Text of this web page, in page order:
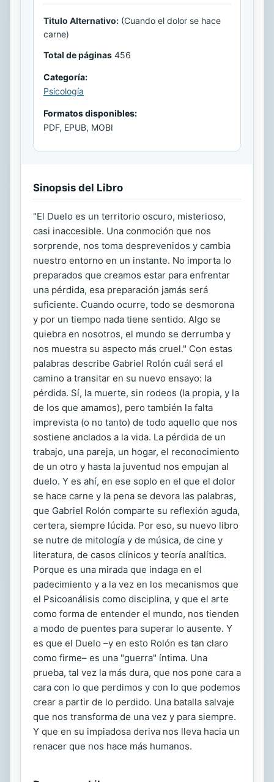
Titulo Alternativo: (Cuando el dolor se hace
carne)
Total de páginas 456
Categoría:
Psicología
Formatos disponibles:
PDF, EPUB, MOBI
Sinopsis del Libro
"El Duelo es un territorio oscuro, misterioso,
casi inaccesible. Una conmoción que nos
sorprende, nos toma desprevenidos y cambia
nuestro entorno en un instante. No importa lo
preparados que creamos estar para enfrentar
una pérdida, esa preparación jamás será
suficiente. Cuando ocurre, todo se desmorona
y por un tiempo nada tiene sentido. Algo se
quiebra en nosotros, el mundo se derrumba y
nos muestra su aspecto más cruel." Con estas
palabras describe Gabriel Rolón cuál será el
camino a transitar en su nuevo ensayo: la
pérdida. Sí, la muerte, sin rodeos (la propia, y la
de los que amamos), pero también la falta
imprevista (o no tanto) de todo aquello que nos
sostiene anclados a la vida. La pérdida de un
trabajo, una pareja, un hogar, el reconocimiento
de un otro y hasta la juventud nos empujan al
duelo. Y es ahí, en ese soplo en el que el dolor
se hace carne y la pena se devora las palabras,
que Gabriel Rolón comparte su reflexión aguda,
certera, siempre lúcida. Por eso, su nuevo libro
se nutre de mitología y de música, de cine y
literatura, de casos clínicos y teoría analítica.
Porque es una mirada que indaga en el
padecimiento y a la vez en los mecanismos que
el Psicoanálisis como disciplina, y que el arte
como forma de entender el mundo, nos tienden
a modo de puentes para superar lo ausente. Y
es que el Duelo –y en esto Rolón es tan claro
como firme– es una "guerra" íntima. Una
prueba, tal vez la más dura, que nos pone cara a
cara con lo que perdimos y con lo que podemos
crear a partir de lo perdido. Una batalla salvaje
que nos transforma de una vez y para siempre.
Y que en su impiadosa deriva nos lleva hacia un
renacer que nos hace más humanos.